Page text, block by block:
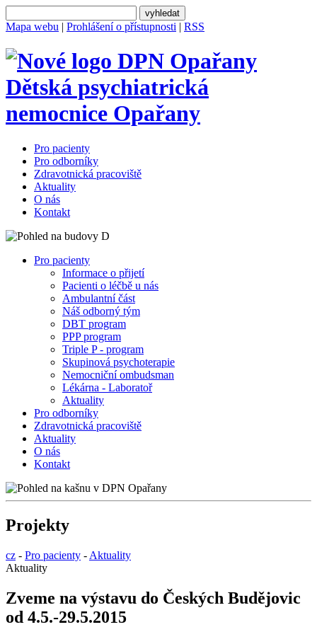
Mapa webu | Prohlášení o přístupnosti | RSS
Dětská psychiatrická
nemocnice Opařany
Pro pacienty
Pro odborníky
Zdravotnická pracoviště
Aktuality
O nás
Kontakt
Pro pacienty
Informace o přijetí
Pacienti o léčbě u nás
Ambulantní část
Náš odborný tým
DBT program
PPP program
Triple P - program
Skupinová psychoterapie
Nemocniční ombudsman
Lékárna - Laboratoř
Aktuality
Pro odborníky
Zdravotnická pracoviště
Aktuality
O nás
Kontakt
Projekty
cz - Pro pacienty - Aktuality
Aktuality
Zveme na výstavu do Českých Budějovic
od 4.5.-29.5.2015